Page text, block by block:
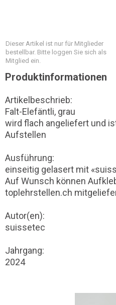
Dieser Artikel ist nur für Mitglieder
bestellbar. Bitte loggen Sie sich als
Mitglied ein.
Produktinformationen
Artikelbeschrieb:
Falt-Elefäntli, grau
wird flach angeliefert und
Aufstellen
Ausführung:
einseitig gelasert mit
Auf Wunsch können
toplehrstellen.ch
Autor(en):
suissetec
Jahrgang:
2024